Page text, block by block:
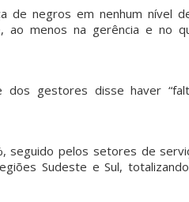
de negros em nenhum nível
ao menos na gerência e no
dos gestores disse haver
seguido pelos setores de
Sudeste e Sul,
são
0
trajetória
de Dora
Gomes,
nal da
...